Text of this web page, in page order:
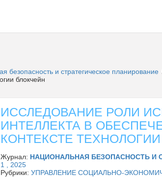
безопасность и стратегическое планирование
блокчейн
ИССЛЕДОВАНИЕ РОЛИ
ИНТЕЛЛЕКТА В
КОНТЕКСТЕ
Журнал: НАЦИОНАЛЬНАЯ БЕЗОПАСНОСТЬ И
1 , 2025
Рубрики: УПРАВЛЕНИЕ СОЦИАЛЬНО-